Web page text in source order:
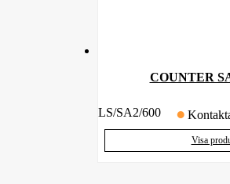
COUNTER
LS/SA2/600
Visa